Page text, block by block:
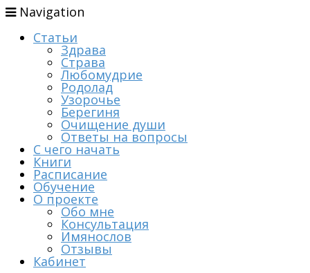
Navigation
Статьи
Здрава
Страва
Любомудрие
Родолад
Узорочье
Берегиня
Очищение души
Ответы на вопросы
С чего начать
Книги
Расписание
Обучение
О проекте
Обо мне
Консультация
Имянослов
Отзывы
Кабинет